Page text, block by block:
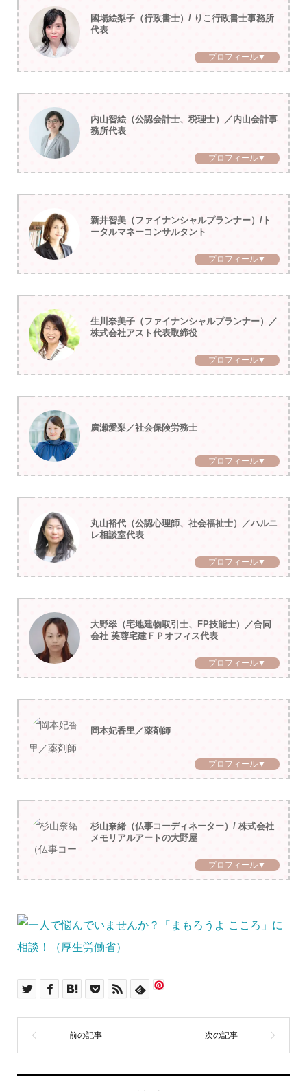
國場絵梨子（行政書士）/ りこ行政書士事務所
代表
プロフィール▼
内山智絵（公認会計士、税理士）／内山会計事
務所代表
プロフィール▼
新井智美（ファイナンシャルプランナー）/ト
ータルマネーコンサルタント
プロフィール▼
生川奈美子（ファイナンシャルプランナー）／
株式会社アスト代表取締役
プロフィール▼
廣瀬愛梨／社会保険労務士
プロフィール▼
丸山裕代（公認心理師、社会福祉士）／ハルニ
レ相談室代表
プロフィール▼
大野翠（宅地建物取引士、FP技能士）／合同
会社 芙蓉宅建ＦＰオフィス代表
プロフィール▼
岡本妃香里／薬剤師
プロフィール▼
杉山奈緒（仏事コーディネーター）/ 株式会社
メモリアルアートの大野屋
プロフィール▼